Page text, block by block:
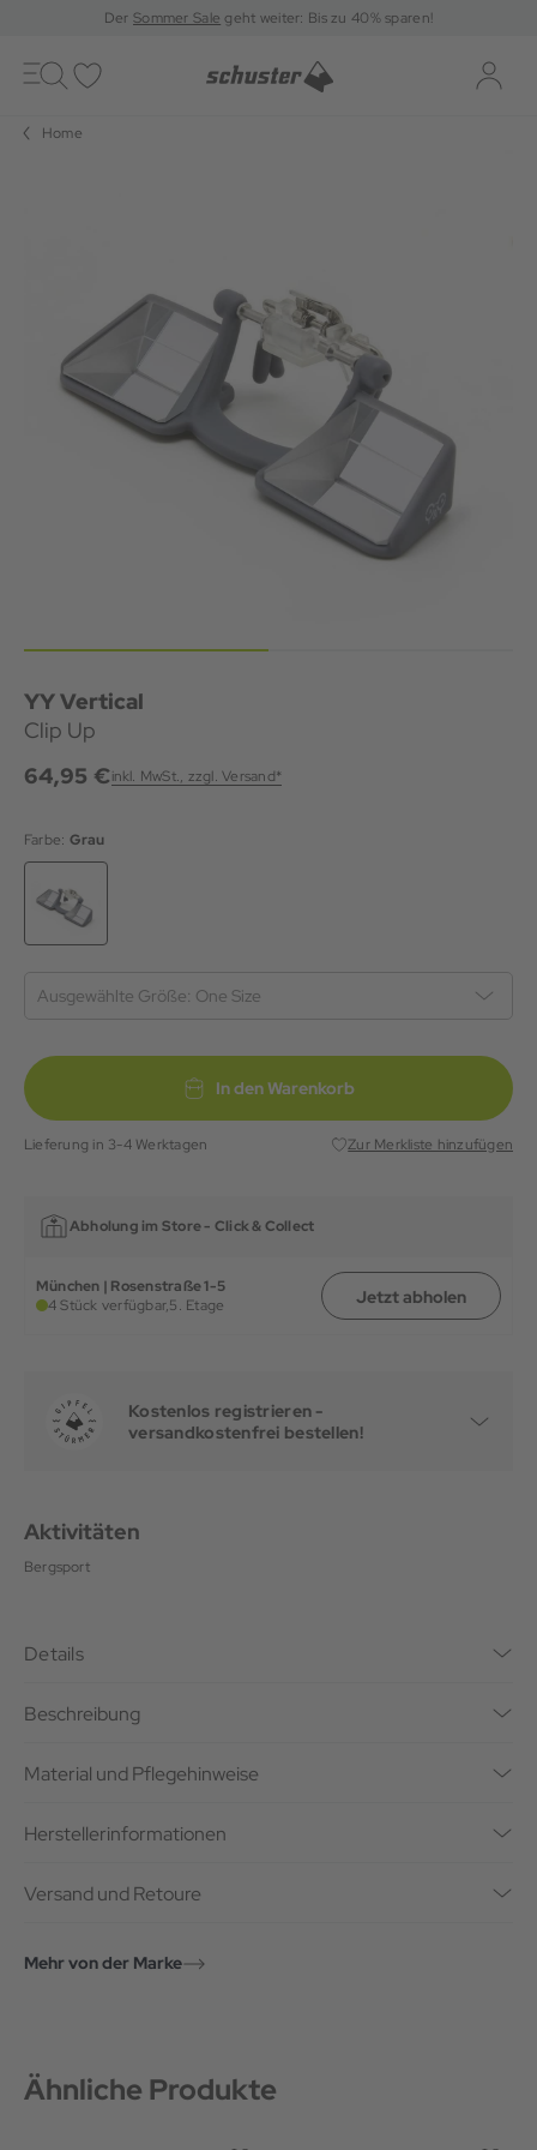
DerSommer Sale geht weiter: Bis zu 40% sparen!
Toggle
navigation
Home
YY Vertical
Clip Up
64,95 €inkl. MwSt., zzgl. Versand*
Farbe: Grau
Ausgewählte Größe: One Size
In den Warenkorb
Lieferung in 3-4 Werktagen Zur Merkliste hinzufügen
Abholung im Store - Click & Collect
München | Rosenstraße 1-5
4 Stück verfügbar,5. Etage Jetzt abholen
Kostenlos registrieren -
versandkostenfrei bestellen!
Aktivitäten
Bergsport
Details
Beschreibung
Material und Pflegehinweise
Herstellerinformationen
Versand und Retoure
Mehr von der Marke
Ähnliche Produkte